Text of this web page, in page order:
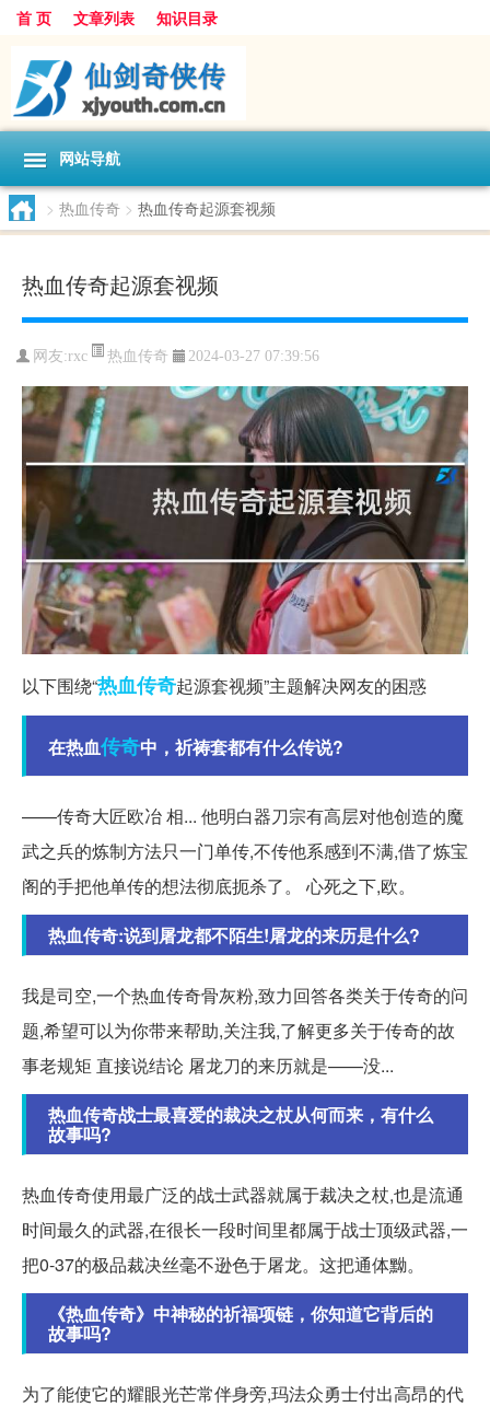
首 页 文章列表 知识目录
网站导航
> 热血传奇 > 热血传奇起源套视频
热血传奇起源套视频
网友:rxc 热血传奇 2024-03-27 07:39:56
以下围绕“热血传奇起源套视频”主题解决网友的困惑
在热血传奇中，祈祷套都有什么传说?
——传奇大匠欧冶 相... 他明白器刀宗有高层对他创造的魔
武之兵的炼制方法只一门单传,不传他系感到不满,借了炼宝
阁的手把他单传的想法彻底扼杀了。 心死之下,欧。
热血传奇:说到屠龙都不陌生!屠龙的来历是什么?
我是司空,一个热血传奇骨灰粉,致力回答各类关于传奇的问
题,希望可以为你带来帮助,关注我,了解更多关于传奇的故
事老规矩 直接说结论 屠龙刀的来历就是——没...
热血传奇战士最喜爱的裁决之杖从何而来，有什么
故事吗?
热血传奇使用最广泛的战士武器就属于裁决之杖,也是流通
时间最久的武器,在很长一段时间里都属于战士顶级武器,一
把0-37的极品裁决丝毫不逊色于屠龙。这把通体黝。
《热血传奇》中神秘的祈福项链，你知道它背后的
故事吗?
为了能使它的耀眼光芒常伴身旁,玛法众勇士付出高昂的代